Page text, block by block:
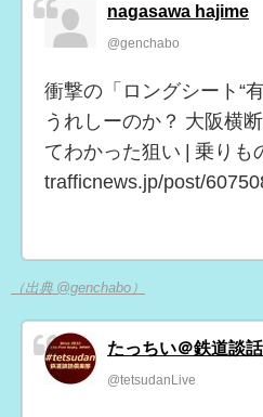
nagasawa hajime
@genchabo
衝撃の「ロングシート“
うれしーのか？ 大阪横
てわかった狙い | 乗りも
trafficnews.jp/post/
（出典 @genchabo）
たっちい＠鉄道談
@tetsudanLive